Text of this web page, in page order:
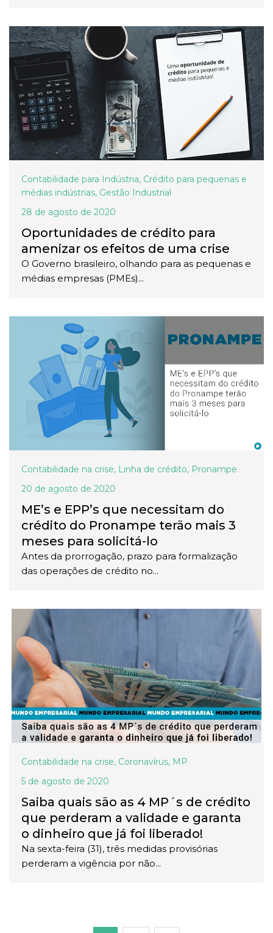
Contabilidade para Indústria, Crédito para pequenas e
médias indústrias, Gestão Industrial
28 de agosto de 2020
Oportunidades de crédito para
amenizar os efeitos de uma crise
O Governo brasileiro, olhando para as pequenas e
médias empresas (PMEs)...
Contabilidade na crise, Linha de crédito, Pronampe
20 de agosto de 2020
ME’s e EPP’s que necessitam do
crédito do Pronampe terão mais 3
meses para solicitá-lo
Antes da prorrogação, prazo para formalização
das operações de crédito no...
Contabilidade na crise, Coronavírus, MP
5 de agosto de 2020
Saiba quais são as 4 MP´s de crédito
que perderam a validade e garanta
o dinheiro que já foi liberado!
Na sexta-feira (31), três medidas provisórias
perderam a vigência por não...